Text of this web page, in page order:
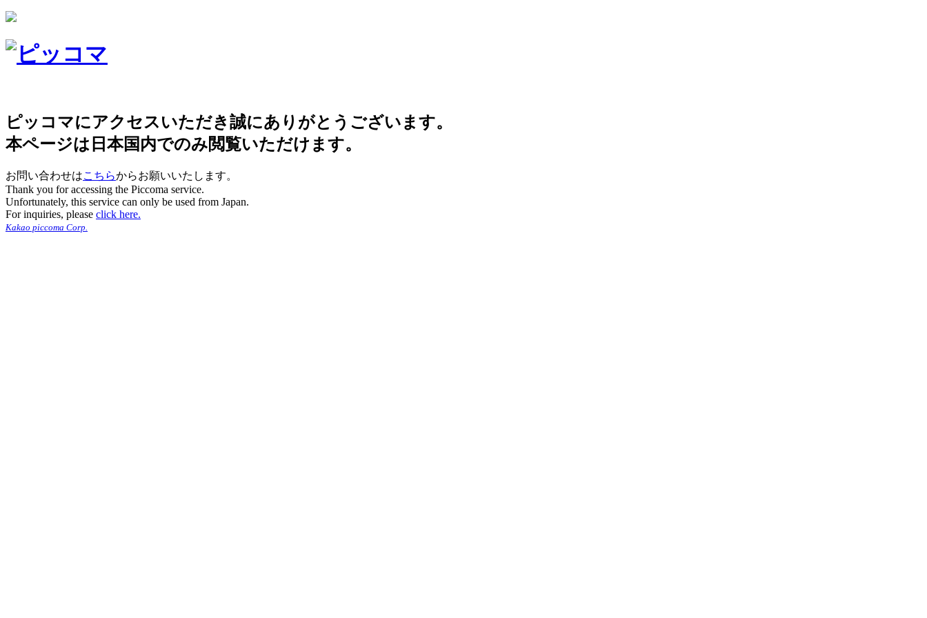
ピッコマにアクセスいただき誠にありがとうございます。
本ページは日本国内でのみ閲覧いただけます。
お問い合わせはこちらからお願いいたします。
Thank you for accessing the Piccoma service.
Unfortunately, this service can only be used from Japan.
For inquiries, please click here.
Kakao piccoma Corp.